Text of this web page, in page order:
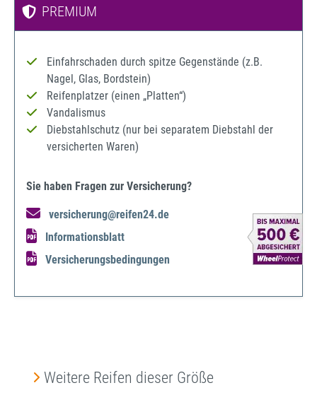
PREMIUM
Einfahrschaden durch spitze Gegenstände (z.B.
Nagel, Glas, Bordstein)
Reifenplatzer (einen „Platten“)
Vandalismus
Diebstahlschutz (nur bei separatem Diebstahl der
versicherten Waren)
Sie haben Fragen zur Versicherung?
versicherung@reifen24.de
Informationsblatt
Versicherungsbedingungen
Produktgalerie überspringen
Weitere Reifen dieser Größe